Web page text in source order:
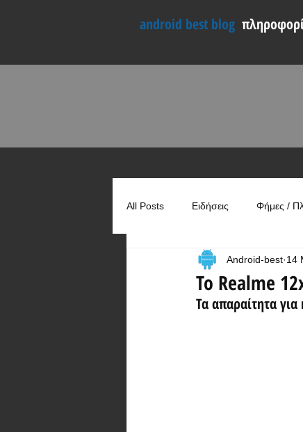
android best blog
All Posts Ειδήσεις Φήμες /
Συγκρίσεις Χρήσιμα
Το Realme
Android-best 14
Τα απαραίτητα για